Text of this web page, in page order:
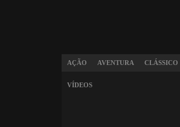
AÇÃO AVENTURA CLÁSSICO
VÍDEOS